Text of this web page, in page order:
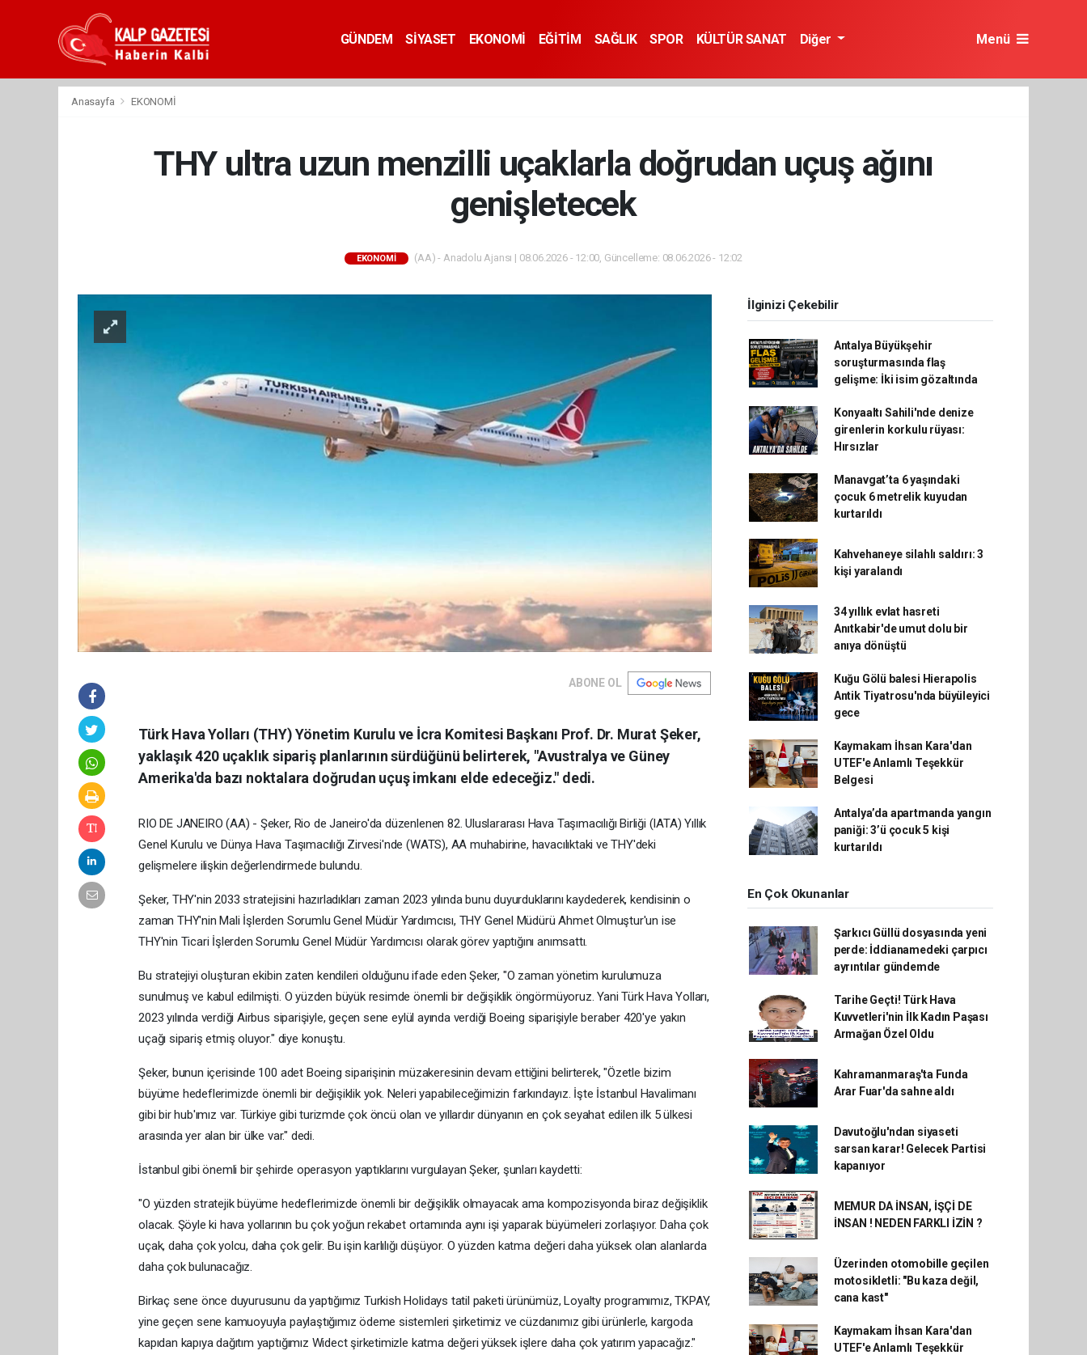
GÜNDEM SİYASET EKONOMİ EĞİTİM SAĞLIK SPOR KÜLTÜR SANAT Diğer Menü
Anasayfa EKONOMİ
THY ultra uzun menzilli uçaklarla doğrudan uçuş ağını
genişletecek
EKONOMİ (AA) - Anadolu Ajansı | 08.06.2026 - 12:00, Güncelleme: 08.06.2026 - 12:02
ABONE OL
Türk Hava Yolları (THY) Yönetim Kurulu ve İcra Komitesi Başkanı Prof. Dr. Murat Şeker,
yaklaşık 420 uçaklık sipariş planlarının sürdüğünü belirterek, "Avustralya ve Güney
Amerika'da bazı noktalara doğrudan uçuş imkanı elde edeceğiz." dedi.
RIO DE JANEIRO (AA) - Şeker, Rio de Janeiro'da düzenlenen 82. Uluslararası Hava Taşımacılığı Birliği (IATA) Yıllık
Genel Kurulu ve Dünya Hava Taşımacılığı Zirvesi'nde (WATS), AA muhabirine, havacılıktaki ve THY'deki
gelişmelere ilişkin değerlendirmede bulundu.
Şeker, THY'nin 2033 stratejisini hazırladıkları zaman 2023 yılında bunu duyurduklarını kaydederek, kendisinin o
zaman THY'nin Mali İşlerden Sorumlu Genel Müdür Yardımcısı, THY Genel Müdürü Ahmet Olmuştur'un ise
THY'nin Ticari İşlerden Sorumlu Genel Müdür Yardımcısı olarak görev yaptığını anımsattı.
Bu stratejiyi oluşturan ekibin zaten kendileri olduğunu ifade eden Şeker, "O zaman yönetim kurulumuza
sunulmuş ve kabul edilmişti. O yüzden büyük resimde önemli bir değişiklik öngörmüyoruz. Yani Türk Hava Yolları,
2023 yılında verdiği Airbus siparişiyle, geçen sene eylül ayında verdiği Boeing siparişiyle beraber 420'ye yakın
uçağı sipariş etmiş oluyor." diye konuştu.
Şeker, bunun içerisinde 100 adet Boeing siparişinin müzakeresinin devam ettiğini belirterek, "Özetle bizim
büyüme hedeflerimizde önemli bir değişiklik yok. Neleri yapabileceğimizin farkındayız. İşte İstanbul Havalimanı
gibi bir hub'ımız var. Türkiye gibi turizmde çok öncü olan ve yıllardır dünyanın en çok seyahat edilen ilk 5 ülkesi
arasında yer alan bir ülke var." dedi.
İstanbul gibi önemli bir şehirde operasyon yaptıklarını vurgulayan Şeker, şunları kaydetti:
"O yüzden stratejik büyüme hedeflerimizde önemli bir değişiklik olmayacak ama kompozisyonda biraz değişiklik
olacak. Şöyle ki hava yollarının bu çok yoğun rekabet ortamında aynı işi yaparak büyümeleri zorlaşıyor. Daha çok
uçak, daha çok yolcu, daha çok gelir. Bu işin karlılığı düşüyor. O yüzden katma değeri daha yüksek olan alanlarda
daha çok bulunacağız.
Birkaç sene önce duyurusunu da yaptığımız Turkish Holidays tatil paketi ürünümüz, Loyalty programımız, TKPAY,
yine geçen sene kamuoyuyla paylaştığımız ödeme sistemleri şirketimiz ve cüzdanımız gibi ürünlerle, kargoda
kapıdan kapıya dağıtım yaptığımız Widect şirketimizle katma değeri yüksek işlere daha çok yatırım yapacağız."
İlginizi Çekebilir
Antalya Büyükşehir
soruşturmasında flaş
gelişme: İki isim gözaltında
Konyaaltı Sahili'nde denize
girenlerin korkulu rüyası:
Hırsızlar
Manavgat’ta 6 yaşındaki
çocuk 6 metrelik kuyudan
kurtarıldı
Kahvehaneye silahlı saldırı: 3
kişi yaralandı
34 yıllık evlat hasreti
Anıtkabir'de umut dolu bir
anıya dönüştü
Kuğu Gölü balesi Hierapolis
Antik Tiyatrosu'nda büyüleyici
gece
Kaymakam İhsan Kara'dan
UTEF'e Anlamlı Teşekkür
Belgesi
Antalya’da apartmanda yangın
paniği: 3’ü çocuk 5 kişi
kurtarıldı
En Çok Okunanlar
Şarkıcı Güllü dosyasında yeni
perde: İddianamedeki çarpıcı
ayrıntılar gündemde
Tarihe Geçti! Türk Hava
Kuvvetleri'nin İlk Kadın Paşası
Armağan Özel Oldu
Kahramanmaraş'ta Funda
Arar Fuar'da sahne aldı
Davutoğlu'ndan siyaseti
sarsan karar! Gelecek Partisi
kapanıyor
MEMUR DA İNSAN, İŞÇİ DE
İNSAN ! NEDEN FARKLI İZİN ?
Üzerinden otomobille geçilen
motosikletli: "Bu kaza değil,
cana kast"
Kaymakam İhsan Kara'dan
UTEF'e Anlamlı Teşekkür